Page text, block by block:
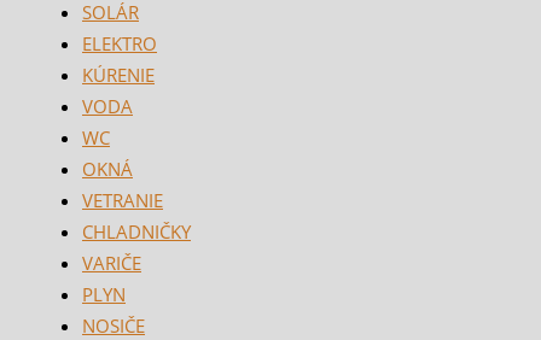
SOLÁR
ELEKTRO
KÚRENIE
VODA
WC
OKNÁ
VETRANIE
CHLADNIČKY
VARIČE
PLYN
NOSIČE